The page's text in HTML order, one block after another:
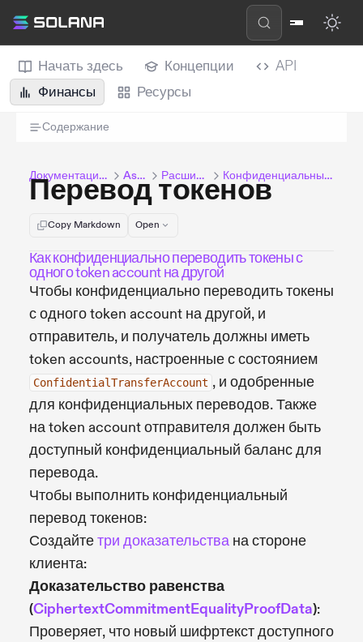
Начать здесь Концепции
API
Финансы
Ресурсы
Содержание
Документация Solana Assets Расширения Конфиденциальный перевод
Перевод токенов
Copy Markdown Open
Как конфиденциально переводить токены с
одного token account на другой
Чтобы конфиденциально переводить токены
с одного token account на другой, и
отправитель, и получатель должны иметь
token accounts, настроенные с состоянием
ConfidentialTransferAccount , и одобренные
для конфиденциальных переводов. Также
на token account отправителя должен быть
доступный конфиденциальный баланс для
перевода.
Чтобы выполнить конфиденциальный
перевод токенов:
Создайтетри доказательства на стороне
клиента:
Доказательство равенства
(CiphertextCommitmentEqualityProofData):
Проверяет, что новый шифртекст доступного